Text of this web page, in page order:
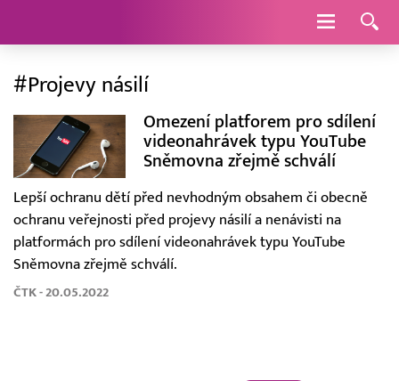
Navigace
#Projevy násilí
Omezení platforem pro sdílení
videonahrávek typu YouTube
Sněmovna zřejmě schválí
Lepší ochranu dětí před nevhodným obsahem či obecně
ochranu veřejnosti před projevy násilí a nenávisti na
platformách pro sdílení videonahrávek typu YouTube
Sněmovna zřejmě schválí.
ČTK - 20.05.2022